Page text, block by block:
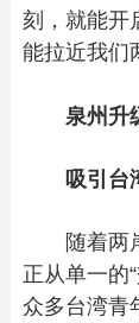
刻，就能开
能拉近我们
泉州升
吸引台湾
随着两岸
正从单一的
众多台湾青